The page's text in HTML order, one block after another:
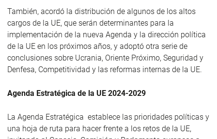
También, acordó la distribución de algunos de los altos
cargos de la UE, que serán determinantes para la
implementación de la nueva Agenda y la dirección política
de la UE en los próximos años, y adoptó otra serie de
conclusiones sobre Ucrania, Oriente Próximo, Seguridad y
Denfesa, Competitividad y las reformas internas de la UE.
Agenda Estratégica de la UE 2024-2029
La Agenda Estratégica establece las prioridades políticas y
una hoja de ruta para hacer frente a los retos de la UE,